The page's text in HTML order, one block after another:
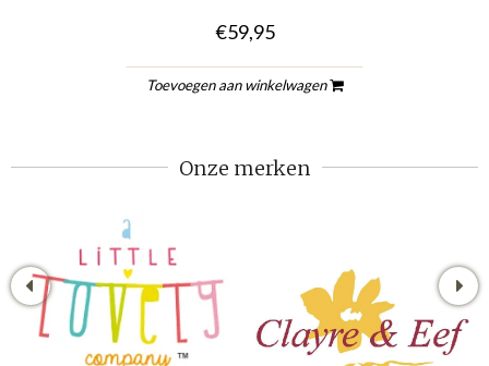
€59,95
Toevoegen aan winkelwagen
Onze merken